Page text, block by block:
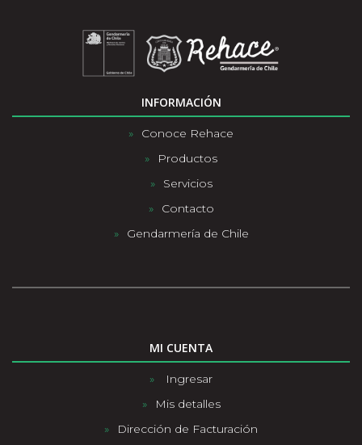
INFORMACIÓN
Conoce Rehace
Productos
Servicios
Contacto
Gendarmería de Chile
MI CUENTA
Ingresar
Mis detalles
Dirección de Facturación